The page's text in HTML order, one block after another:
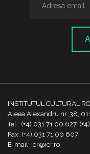
INSTITUTUL CULTURAL
Aleea Alexandru nr. 38,
Tel.: (+4) 031 71 00 627,
Fax: (+4) 031 71 00 607
E-mail: icr@icr.ro